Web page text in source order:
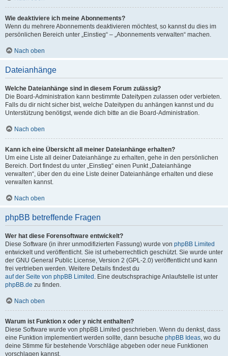
Wie deaktiviere ich meine Abonnements?
Wenn du mehrere Abonnements deaktivieren möchtest, so kannst du dies im
persönlichen Bereich unter „Einstieg“ – „Abonnements verwalten“ machen.
Nach oben
Dateianhänge
Welche Dateianhänge sind in diesem Forum zulässig?
Die Board-Administration kann bestimmte Dateitypen zulassen oder verbieten.
Falls du dir nicht sicher bist, welche Dateitypen du anhängen kannst und du
Unterstützung benötigst, wende dich bitte an die Board-Administration.
Nach oben
Kann ich eine Übersicht all meiner Dateianhänge erhalten?
Um eine Liste all deiner Dateianhänge zu erhalten, gehe in den persönlichen
Bereich. Dort findest du unter „Einstieg“ einen Punkt „Dateianhänge
verwalten“, über den du eine Liste deiner Dateianhänge erhalten und diese
verwalten kannst.
Nach oben
phpBB betreffende Fragen
Wer hat diese Forensoftware entwickelt?
Diese Software (in ihrer unmodifizierten Fassung) wurde von phpBB Limited
entwickelt und veröffentlicht. Sie ist urheberrechtlich geschützt. Sie wurde unter
der GNU General Public License, Version 2 (GPL-2.0) veröffentlicht und kann
frei vertrieben werden. Weitere Details findest du
auf der Seite von phpBB Limited . Eine deutschsprachige Anlaufstelle ist unter
phpBB.de zu finden.
Nach oben
Warum ist Funktion x oder y nicht enthalten?
Diese Software wurde von phpBB Limited geschrieben. Wenn du denkst, dass
eine Funktion implementiert werden sollte, dann besuche phpBB Ideas, wo du
deine Stimme für bestehende Vorschläge abgeben oder neue Funktionen
vorschlagen kannst.